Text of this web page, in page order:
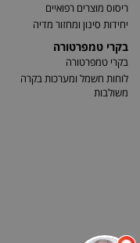
ריסוס מוצרים רפואיים
יחידות סינון ומחזור מדיה
בקרי טמפרטורה
בקרי טמפרטורה
לוחות חשמל ומערכות בקרה
משולבות